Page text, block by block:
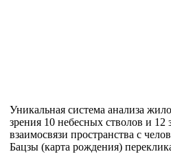
Уникальная система анализа
зрения 10 небесных стволов и 12
взаимосвязи пространства с
Бацзы (карта рождения)